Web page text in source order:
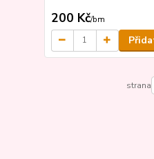
200 Kč/bm
strana